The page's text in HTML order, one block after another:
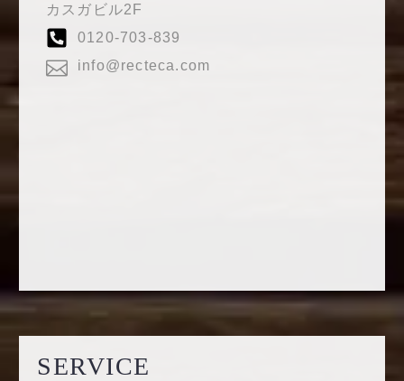
カスガビル2F
0120-703-839
info@recteca.com
SERVICE